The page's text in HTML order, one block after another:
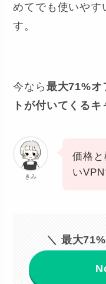
めてでも使いやす
す。
今なら 最大71%
トが付いてくる
きみ
価格
い
＼ 最大